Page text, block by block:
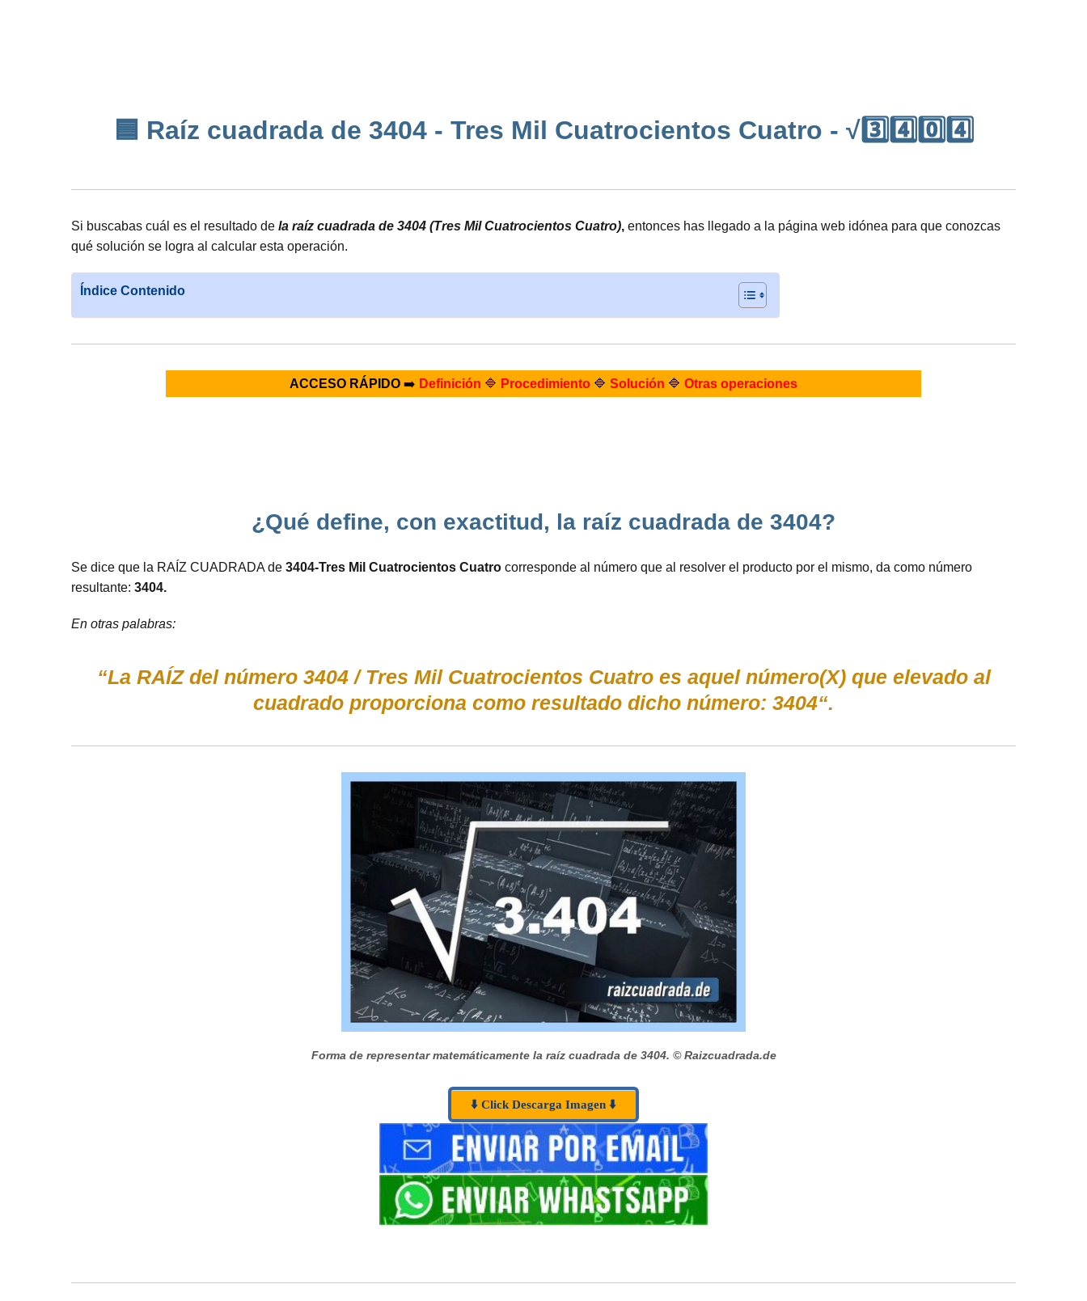
🟦 Raíz cuadrada de 3404 - Tres Mil Cuatrocientos Cuatro - √3️⃣4️⃣0️⃣4️⃣
Si buscabas cuál es el resultado de la raíz cuadrada de 3404 (Tres Mil Cuatrocientos Cuatro), entonces has llegado a la página web idónea para que conozcas
qué solución se logra al calcular esta operación.
Índice Contenido
ACCESO RÁPIDO➡️ Definición 🔷 Procedimiento🔷 Solución 🔷 Otras operaciones
¿Qué define, con exactitud, la raíz cuadrada de 3404?
Se dice que la RAÍZ CUADRADA de 3404-Tres Mil Cuatrocientos Cuatro corresponde al número que al resolver el producto por el mismo, da como número
resultante: 3404.
En otras palabras:
“La RAÍZ del número 3404 / Tres Mil Cuatrocientos Cuatro es aquel número(X) que elevado al
cuadrado proporciona como resultado dicho número: 3404“.
Forma de representar matemáticamente la raíz cuadrada de 3404. © Raizcuadrada.de
⬇️ Click Descarga Imagen ⬇️